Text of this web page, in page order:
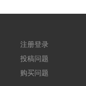
注册登录
投稿问题
购买问题